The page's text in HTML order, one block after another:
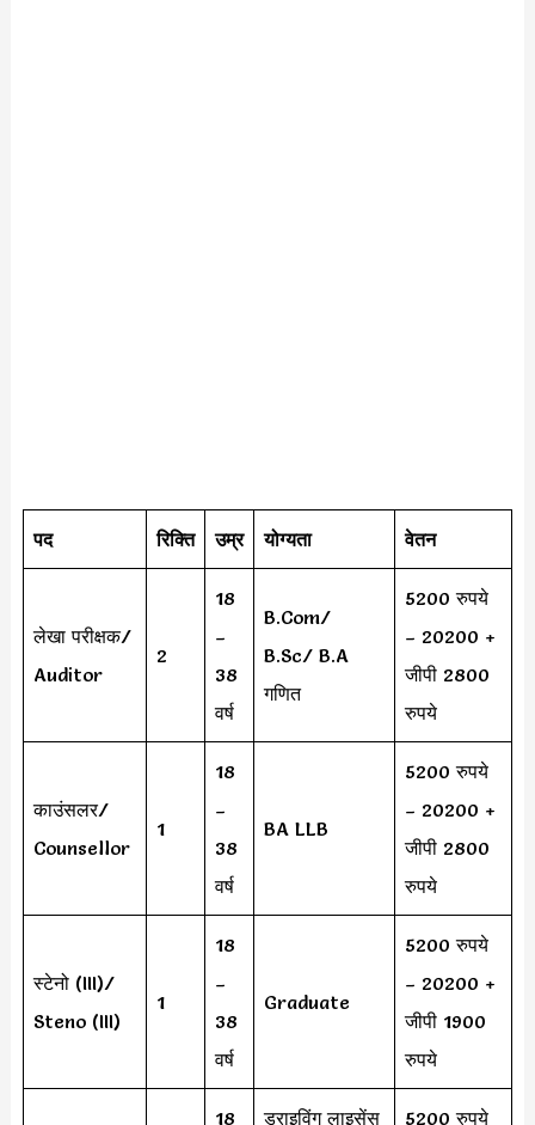
पद रिक्ति उम्र योग्यता वेतन
लेखा परीक्षक/
Auditor
2
18
–
38
वर्ष
B.Com/
B.Sc/ B.A
गणित
5200 रुपये
– 20200 +
जीपी 2800
रुपये
काउंसलर/
Counsellor
1
18
–
38
वर्ष
BA LLB
5200 रुपये
– 20200 +
जीपी 2800
रुपये
स्टेनो (III)/
Steno (III)
1
18
–
38
वर्ष
Graduate
5200 रुपये
– 20200 +
जीपी 1900
रुपये
18 ड्राइविंग लाइसेंस 5200 रुपये